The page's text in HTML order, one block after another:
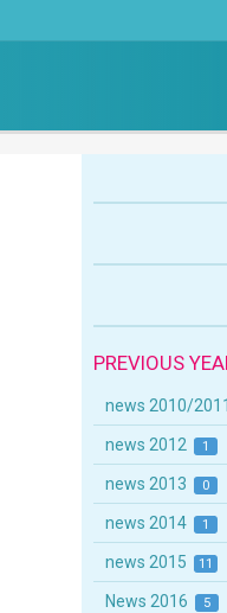
PREVIOUS
news 2010/2011
news 2012 1
news 2013 0
news 2014 1
news 2015 11
News 2016 5